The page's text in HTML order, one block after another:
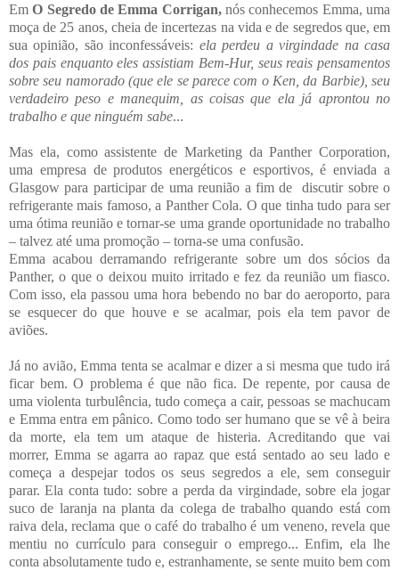
Em O Segredo de Emma Corrigan,nós conhecemos Emma, uma
moça de 25 anos, cheia de incertezas na vida e de segredos que, em
sua opinião, são inconfessáveis: ela perdeu a virgindade na casa
dos pais enquanto eles assistiam Bem-Hur, seus reais pensamentos
sobre seu namorado (que ele se parece com o Ken, da Barbie), seu
verdadeiro peso e manequim, as coisas que ela já aprontou no
trabalho e que ninguém sabe...
Mas ela, como assistente de Marketing da Panther Corporation,
uma empresa de produtos energéticos e esportivos, é enviada a
Glasgow para participar de uma reunião a fim de discutir sobre o
refrigerante mais famoso, a Panther Cola. O que tinha tudo para ser
uma ótima reunião e tornar-se uma grande oportunidade no trabalho
– talvez até uma promoção – torna-se uma confusão.
Emma acabou derramando refrigerante sobre um dos sócios da
Panther, o que o deixou muito irritado e fez da reunião um fiasco.
Com isso, ela passou uma hora bebendo no bar do aeroporto, para
se esquecer do que houve e se acalmar, pois ela tem pavor de
aviões.
Já no avião, Emma tenta se acalmar e dizer a si mesma que tudo irá
ficar bem. O problema é que não fica. De repente, por causa de
uma violenta turbulência, tudo começa a cair, pessoas se machucam
e Emma entra em pânico. Como todo ser humano que se vê à beira
da morte, ela tem um ataque de histeria. Acreditando que vai
morrer, Emma se agarra ao rapaz que está sentado ao seu lado e
começa a despejar todos os seus segredos a ele, sem conseguir
parar. Ela conta tudo: sobre a perda da virgindade, sobre ela jogar
suco de laranja na planta da colega de trabalho quando está com
raiva dela, reclama que o café do trabalho é um veneno, revela que
mentiu no currículo para conseguir o emprego... Enfim, ela lhe
conta absolutamente tudo e, estranhamente, se sente muito bem com